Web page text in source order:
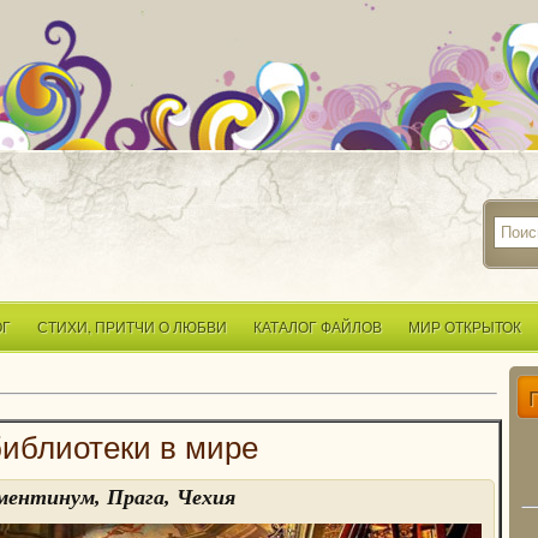
СТИХИ, ПРИТЧИ О ЛЮБВИ КАТАЛОГ ФАЙЛОВ МИР ОТКРЫТОК
в мире
Прага, Чехия